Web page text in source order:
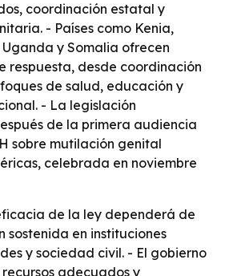
coordinación estatal y
- Países como Kenia,
y Somalia ofrecen
respuesta, desde coordinación
de salud, educación y
- La legislación
de la primera audiencia
sobre mutilación genital
celebrada en noviembre
de la ley dependerá de
sostenida en instituciones
y sociedad civil. - El gobierno
adecuados y